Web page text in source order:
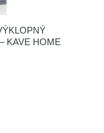
KAVE HOME